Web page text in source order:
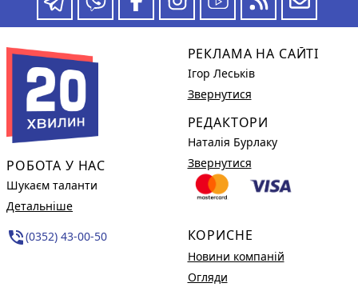
РОБОТА У НАС
Шукаєм таланти
Детальніше
phone_in_talk(0352) 43-00-50
РЕКЛАМА НА САЙТІ
Ігор Леськів
Звернутися
РЕДАКТОРИ
Наталія Бурлаку
Звернутися
КОРИСНЕ
Новини компаній
Огляди